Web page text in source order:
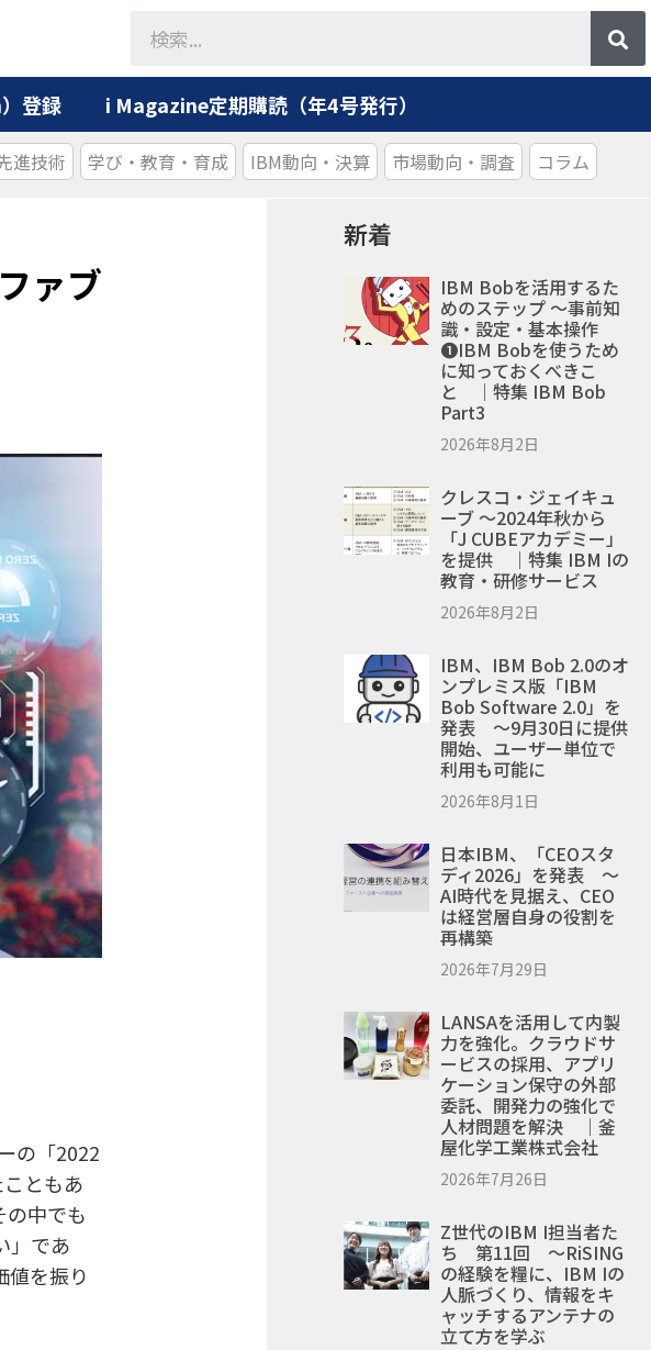
登録 i Magazine定期購読（年4号発行）
進技術 学び・教育・育成 IBM動向・決算 市場動向・調査 コラム
ァブ
の「2022
ともあ
中でも
」であ
値を振り
新着
IBM Bobを活用するた
めのステップ ～事前知
識・設定・基本操作
❶IBM Bobを使うため
に知っておくべきこ
と ｜特集 IBM Bob
Part3
2026年8月2日
クレスコ・ジェイキュ
ーブ ～2024年秋から
「J CUBEアカデミー」
を提供 ｜特集 IBM Iの
教育・研修サービス
2026年8月2日
IBM、IBM Bob 2.0のオ
ンプレミス版「IBM
Bob Software 2.0」を
発表 ～9月30日に提供
開始、ユーザー単位で
利用も可能に
2026年8月1日
日本IBM、「CEOスタ
ディ2026」を発表 ～
AI時代を見据え、CEO
は経営層自身の役割を
再構築
2026年7月29日
LANSAを活用して内製
力を強化。クラウドサ
ービスの採用、アプリ
ケーション保守の外部
委託、開発力の強化で
人材問題を解決 ｜釜
屋化学工業株式会社
2026年7月26日
Z世代のIBM I担当者た
ち 第11回 ～RiSING
の経験を糧に、IBM Iの
人脈づくり、情報をキ
ャッチするアンテナの
立て方を学ぶ